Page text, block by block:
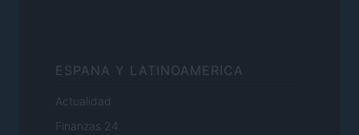
ESPANA Y LATINOAMERICA
Actualidad
Finanzas 24